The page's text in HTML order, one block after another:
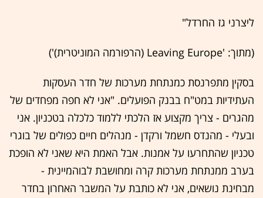
ליצרני גז החרדל"
(מתוך: 'Leaving Europe (הרפורמה המוניטרית)')
בסקין מתפרנסת כמנתחת מערכות של חדר העסקות
העתידיות במט"ח בבנק הפועלים. "אני לא חפה מפחדים של
מהגרים - צריך מקצוע אז הלכתי ללמוד כלכלה בטכניון. אני
ובעלי - מהנדס חשמל ורקדן - מנהלים חיים כפולים של בוגרי
טכניון שהתחרעו על אמנות. אבל האמת היא שאני לא הופכת
בערב ממנתחת מערכות קרה ומחושבת לבוהמיינית -
מבחינת נושאים, אני לא כותבת על המשבר האחרון בחדר